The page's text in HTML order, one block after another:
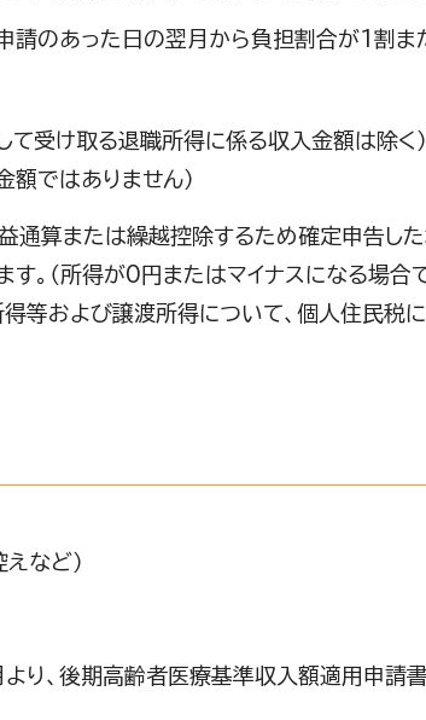
請のあった日の翌月から負担割合が1割ま
て受け取る退職所得に係る収入金額は除く
額ではありません）
通算または繰越控除するため確定申告し
。（所得が0円またはマイナスになる場合
得等および譲渡所得について、個人住民税
など）
、後期高齢者医療基準収入額適用申請書